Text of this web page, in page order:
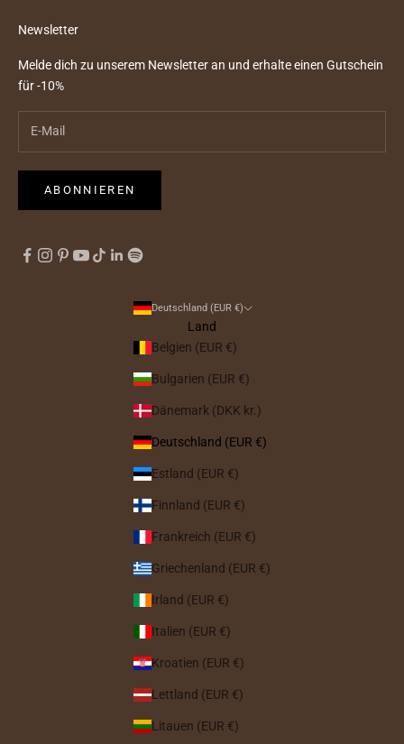
Newsletter
Melde dich zu unserem Newsletter an und erhalte einen Gutschein
für -10%
ABONNIEREN
Deutschland (EUR €)
Land
Belgien (EUR €)
Bulgarien (EUR €)
Dänemark (DKK kr.)
Deutschland (EUR €)
Estland (EUR €)
Finnland (EUR €)
Frankreich (EUR €)
Griechenland (EUR €)
Irland (EUR €)
Italien (EUR €)
Kroatien (EUR €)
Lettland (EUR €)
Litauen (EUR €)